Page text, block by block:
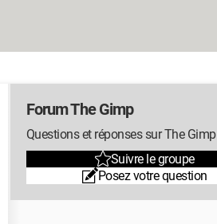
Forum The Gimp
Questions et réponses sur The Gimp
Suivre le groupe
Posez votre question